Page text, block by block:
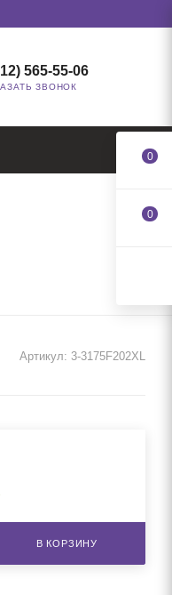
565-55-06
ЗВОНОК
Артикул: 3-3175F202XL
В КОРЗИНУ
0
0